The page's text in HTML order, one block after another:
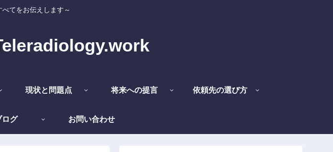
てをお伝えします～
現状と問題点 将来への提言 依頼先の選び方
ログ お問い合わせ